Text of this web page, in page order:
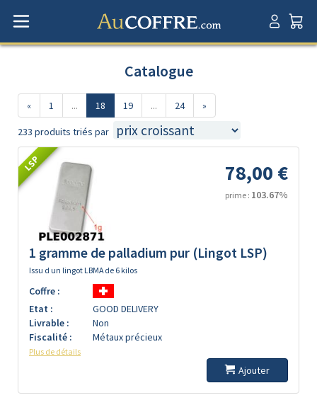
Catalogue
« 1 ... 18 19 ... 24 »
233 produits triés par
LSP 78,00 €
prime : 103.67%
1 gramme de palladium pur (Lingot LSP)
Issu d un lingot LBMA de 6 kilos
Coffre :
Etat :
GOOD DELIVERY
Livrable :
Non
Fiscalité :
Métaux précieux
Plus de détails
Ajouter